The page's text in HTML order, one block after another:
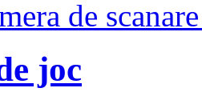
de
joc